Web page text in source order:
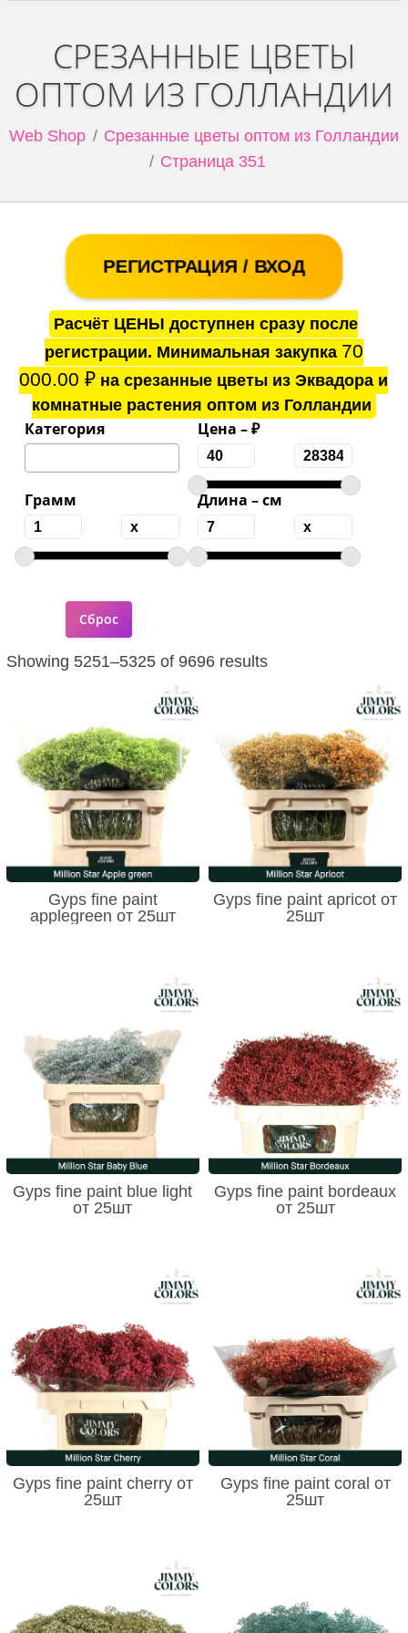
СРЕЗАННЫЕ ЦВЕТЫ
ОПТОМ ИЗ ГОЛЛАНДИИ
Web Shop
Срезанные цветы оптом из Голландии
Страница 351
РЕГИСТРАЦИЯ / ВХОД
Расчёт ЦЕНЫ доступнен сразу после
регистрации. Минимальная закупка 70
000.00₽ на срезанные цветы из Эквадора и
комнатные растения оптом из Голландии
Категория Цена – ₽
Грамм Длина – см
Showing 5251–5325 of 9696 results
Gyps fine paint
applegreen от 25шт
Gyps fine paint apricot от
25шт
Gyps fine paint blue light
от 25шт
Gyps fine paint bordeaux
от 25шт
Gyps fine paint cherry от
25шт
Gyps fine paint coral от
25шт